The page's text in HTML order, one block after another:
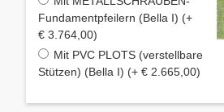
Fundamentpfeilern (Bella I) (+
€ 3.764,00)
Mit PVC PLOTS (verstellbare
Stützen) (Bella I) (+ € 2.665,00)